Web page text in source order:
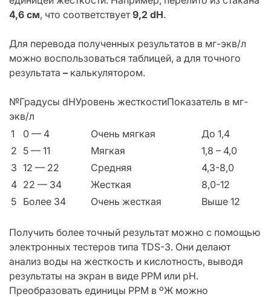
4,6 см, что соответствует9,2 dH.
Для перевода полученных результатов в мг-экв/л
можно воспользоваться таблицей, а для точного
результата – калькулятором.
№Градусы dHУровень жесткостиПоказатель в мг-
экв/л
1
0 — 4 Очень мягкая
До 1,4
2 5 — 11 Мягкая
1,8 – 4,0
3 12 — 22 Средняя
4,3-8,0
4 22 — 34 Жесткая
8,0-12
5 Более 34 Очень жесткая Выше 12
Получить более точный результат можно с помощью
электронных тестеров типа TDS-3. Они делают
анализ воды на жесткость и кислотность, выводя
результаты на экран в виде РРМ или рН.
Преобразовать единицы РРМ в ºЖ можно